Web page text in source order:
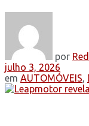
por
julho 3, 2026
em AUTOMÓVEIS,